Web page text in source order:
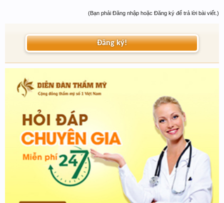
(Bạn phải Đăng nhập hoặc Đăng ký để trả lời bài viết.)
Đăng ký!